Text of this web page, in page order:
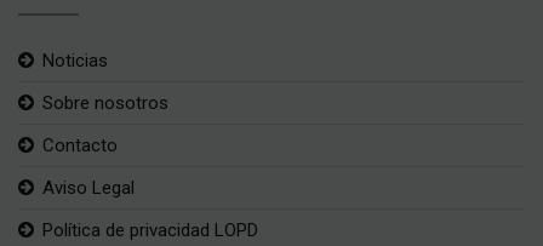
Noticias
Sobre nosotros
Contacto
Aviso Legal
Política de privacidad LOPD